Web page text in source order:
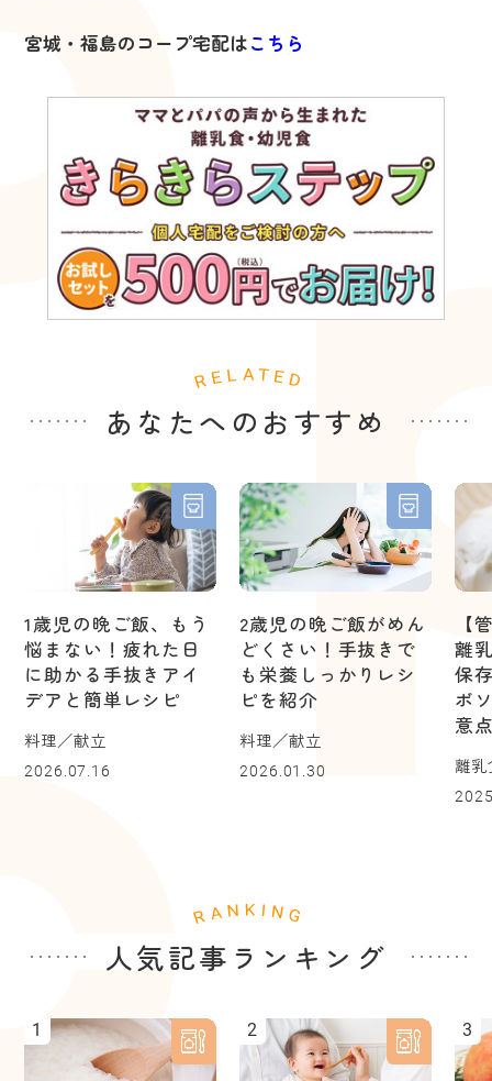
宮城・福島のコープ宅配はこちら
あなたへのおすすめ
1歳児の晩ご飯、もう
悩まない！疲れた日
に助かる手抜きアイ
デアと簡単レシピ
料理／献立
2026.07.16
2歳児の晩ご飯がめん
どくさい！手抜きで
も栄養しっかりレシ
ピを紹介
料理／献立
2026.01.30
【
離
保
ボ
意
離乳
人気記事ランキング
1 2 3